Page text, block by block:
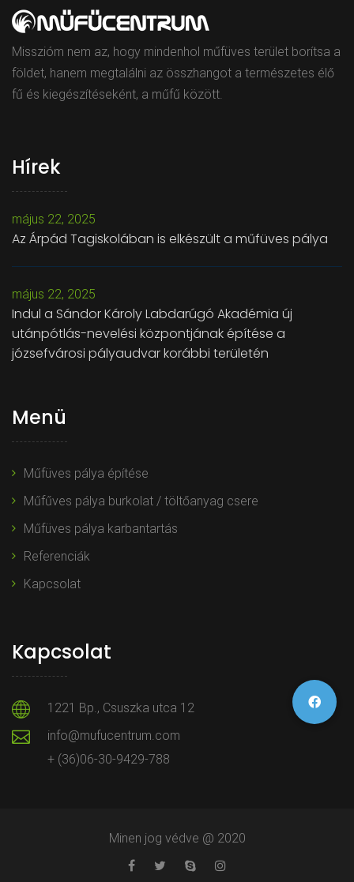
Misszióm nem az, hogy mindenhol műfüves terület borítsa a
földet, hanem megtalálni az összhangot a természetes élő
fű és kiegészítéseként, a műfű között.
Hírek
május 22, 2025
Az Árpád Tagiskolában is elkészült a műfüves pálya
május 22, 2025
Indul a Sándor Károly Labdarúgó Akadémia új
utánpótlás-nevelési központjának építése a
józsefvárosi pályaudvar korábbi területén
Menü
Műfüves pálya építése
Műfűves pálya burkolat / töltőanyag csere
Műfüves pálya karbantartás
Referenciák
Kapcsolat
Kapcsolat
1221 Bp., Csuszka utca 12
info@mufucentrum.com
+ (36)06-30-9429-788
Minen jog védve @ 2020